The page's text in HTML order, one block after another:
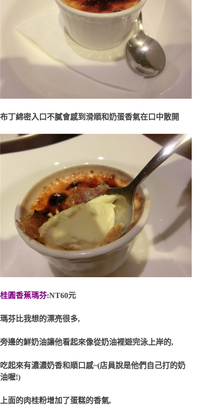
布丁綿密入口不膩會感到滑順和奶蛋香氣在口中散開
桂圓香蕉瑪芬:NT60元
瑪芬比我想的漂亮很多,
旁邊的鮮奶油讓他看起來像從奶油裡遊完泳上岸的,
吃起來有濃濃奶香和順口感~(店員說是他們自己打的奶
油喔!)
上面的肉桂粉增加了蛋糕的香氣,